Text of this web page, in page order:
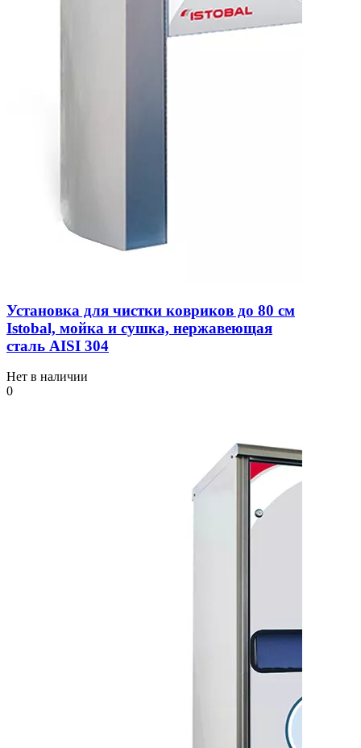
Установка для чистки ковриков до 80 см
Istobal, мойка и сушка, нержавеющая
сталь AISI 304
Нет в наличии
0